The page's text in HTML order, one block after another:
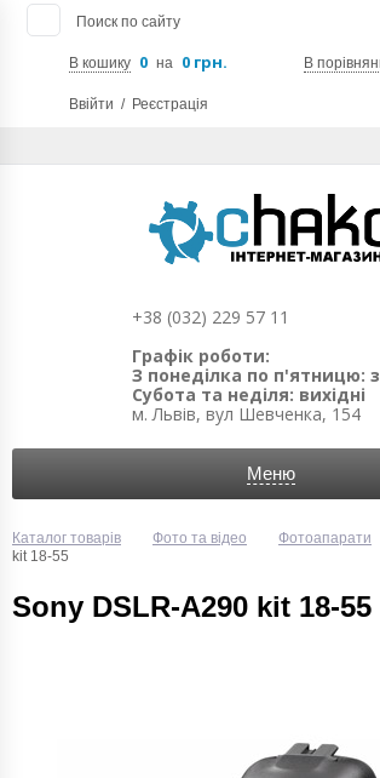
Поиск по сайту
В кошику 0 на 0 грн. В
Ввійти / Реєстрація
+38 (032) 229 57 11
Графік роботи:
З понеділка по п'ятницю:
Субота та неділя: вихідні
м. Львів, вул Шевченка, 154
Меню
Каталог товарів Фото та відео Фотоапарати
kit 18-55
Sony DSLR-A290 kit 18-55